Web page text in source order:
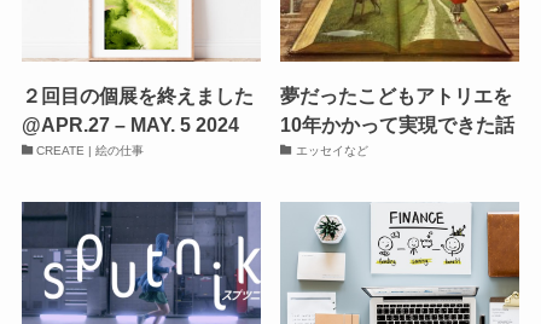
２回目の個展を終えました
@APR.27 – MAY. 5 2024
CREATE | 絵の仕事
夢だったこどもアトリエを
10年かかって実現できた話
エッセイなど